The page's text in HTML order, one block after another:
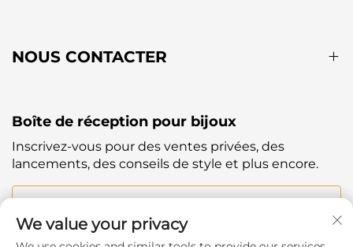
NOUS CONTACTER
Boîte de réception pour bijoux
Inscrivez-vous pour des ventes privées, des
lancements, des conseils de style et plus encore.
Votre Email
We value your privacy